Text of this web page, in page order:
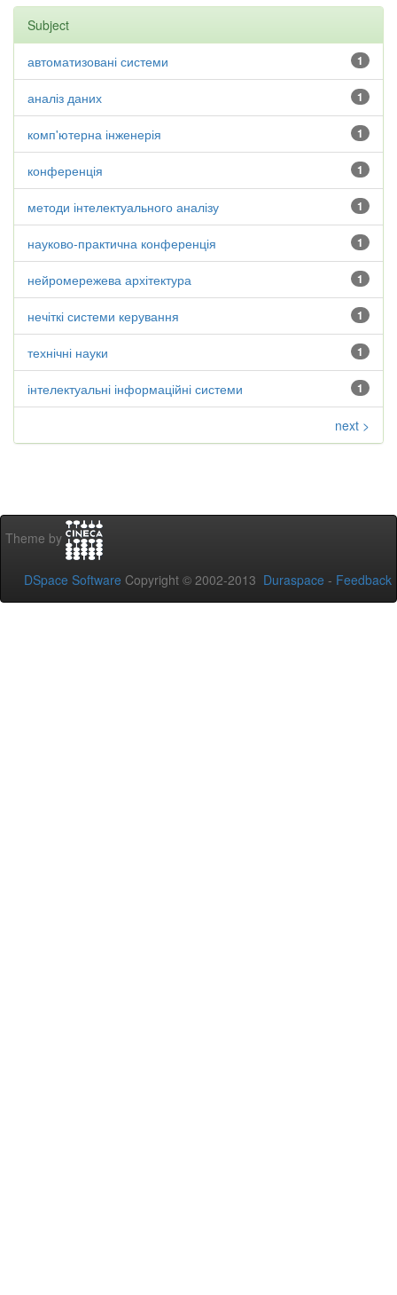
Subject
1
автоматизовані системи
1
аналіз даних
1
комп'ютерна інженерія
1
конференція
1
методи інтелектуального аналізу
1
науково-практична конференція
1
нейромережева архітектура
1
нечіткі системи керування
1
технічні науки
1
інтелектуальні інформаційні системи
next >
Theme by
DSpace Software Copyright © 2002-2013 Duraspace - Feedback